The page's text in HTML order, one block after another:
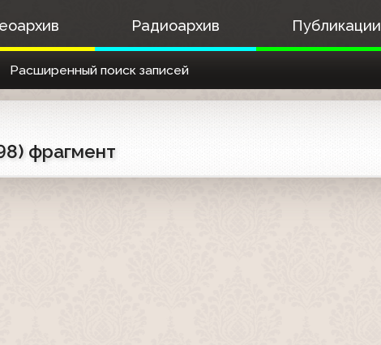
Радиоархив Публикации
Расширенный поиск записей
фрагмент